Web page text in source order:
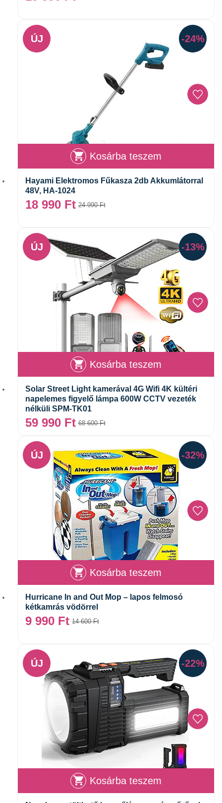
-24%
ÚJ
Kosárba teszem
Hayami Elektromos Fűkasza 2db Akkumlátorral
48V, HA-1024
24 990Ft
18 990 Ft
-13%
ÚJ
Kosárba teszem
Solar Street Light kamerával 4G Wifi 4K kültéri
napelemes figyelő lámpa 600W CCTV vezeték
nélküli SPM-TK01
68 600Ft
59 990 Ft
-32%
ÚJ
Kosárba teszem
Hurricane In and Out Mop – lapos felmosó
kétkamrás vödörrel
14 600Ft
9 990 Ft
-22%
ÚJ
Kosárba teszem